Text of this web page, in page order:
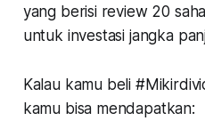
yang berisi review 20
untuk investasi jangka
Kalau kamu beli
kamu bisa mendapatkan: